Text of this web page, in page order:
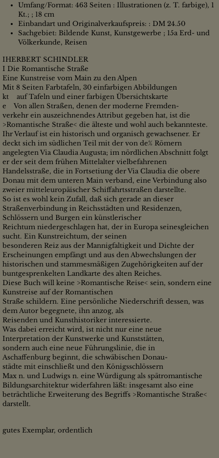
Umfang/Format: 463 Seiten : Illustrationen (z. T. farbige), 1
Kt.; ; 18 cm
Einbandart und Originalverkaufspreis: : DM 24.50
Sachgebiet: Bildende Kunst, Kunstgewerbe ; 15a Erd- und
Völkerkunde, Reisen
IHERBERT SCHINDLER
I Die Romantische Straße
Eine Kunstreise vom Main zu den Alpen
Mit 8 Seiten Farbtafeln, 30 einfarbigen Abbildungen
kt auf Tafeln und einer farbigen Übersichtskarte
e Von allen Straßen, denen der moderne Fremden-
verkehr ein auszeichnendes Attribut gegeben hat, ist die
>Romantische Straße< die älteste und wohl auch bekannteste.
Ihr Verlauf ist ein historisch und organisch gewachsener. Er
deckt sich im südlichen Teil mit der von de% Römern
angelegten Via Claudia Augusta; im nördlichen Abschnitt folgt
er der seit dem frühen Mittelalter vielbefahrenen
Handelsstraße, die in Fortsetiung der Via Claudia die obere
Donau mit dem unteren Main verband, eine Verbindung also
zweier mitteleuropäischer Schiffahrtsstraßen darstellte.
So ist es wohl kein Zufall, daß sich gerade an dieser
Straßenverbindung in Reichsstädten und Residenzen,
Schlössern und Burgen ein künstlerischer
Reichtum niedergeschlagen hat, der in Europa seinesgleichen
sucht. Ein Kunstreichtum, der seinen
besonderen Reiz aus der Mannigfaltigkeit und Dichte der
Erscheinungen empfängt und aus den Abwechslungen der
historischen und stammesmäßigen Zugehörigkeiten auf der
buntgesprenkelten Landkarte des alten Reiches.
Diese Buch will keine >Romantische Reise< sein, sondern eine
Kunstreise auf der Romantischen
Straße schildern. Eine persönliche Niederschrift dessen, was
dem Autor begegnete, ihn anzog, als
Reisenden und Kunsthistoriker interessierte.
Was dabei erreicht wird, ist nicht nur eine neue
Interpretation der Kunstwerke und Kunststätten,
sondern auch eine neue Führungslinie, die in
Aschaffenburg beginnt, die schwäbischen Donau-
städte mit einschließt und den Königsschlössern
Max n. und Ludwigs n. eine Würdigung als spätromantische
Bildungsarchitektur widerfahren läßt: insgesamt also eine
beträchtliche Erweiterung des Begriffs >Romantische Straße<
darstellt.
gutes Exemplar, ordentlich